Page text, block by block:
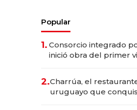
Popular
1. Consorcio integrado
inició obra del primer
millones
2.Charrúa, el
uruguayo que